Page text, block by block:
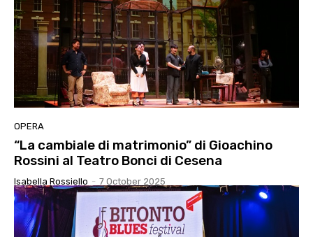
OPERA
“La cambiale di matrimonio” di Gioachino
Rossini al Teatro Bonci di Cesena
Isabella Rossiello - 7 October 2025